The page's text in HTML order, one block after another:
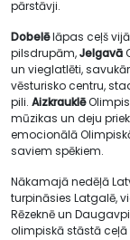
pārstāvji.
Dobelēlāpas ceļš
pilsdrupām,Jelgavā
un vieglatlēti,
vēsturisko centru,
pili. Aizkrauklē
mūzikas un deju
emocionālā
saviem spēkiem.
Nākamajā nedēļā
turpināsies Latgalē,
Rēzeknē un
olimpiskā stāstā ceļā